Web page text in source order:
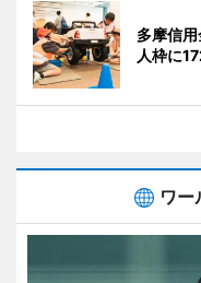
多摩信
人枠に
ワー